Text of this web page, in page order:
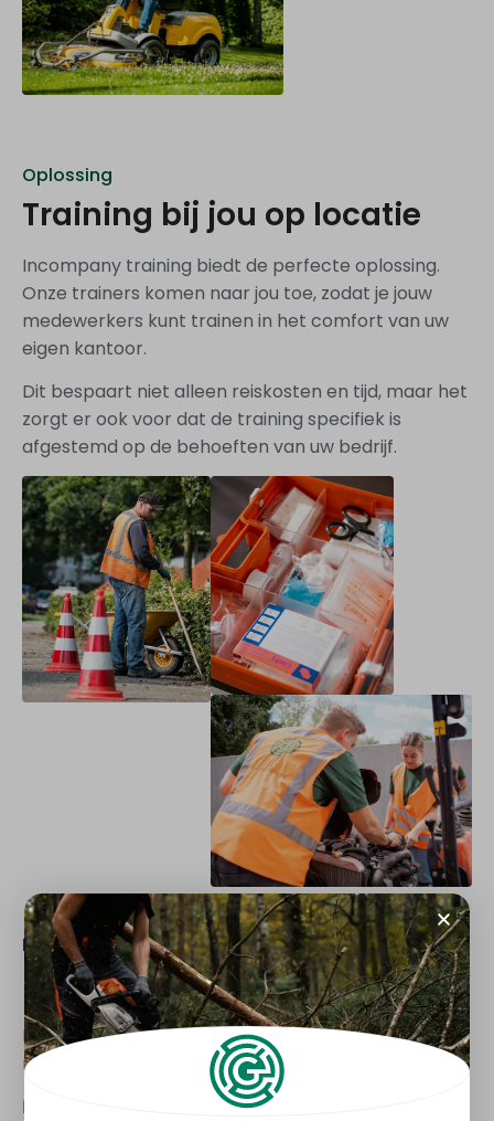
Oplossing
Training bij jou op locatie
Incompany training biedt de perfecte oplossing.
Onze trainers komen naar jou toe, zodat je jouw
medewerkers kunt trainen in het comfort van uw
eigen kantoor.
Dit bespaart niet alleen reiskosten en tijd, maar het
zorgt er ook voor dat de training specifiek is
afgestemd op de behoeften van uw bedrijf.
Incompany
Nadelen
Incompany biedt niet alleen voordelen, maar ook
nadelen. Lees hieronder de belangrijkste.
Minimaal aantal deelnemers